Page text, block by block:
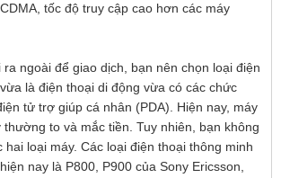
tốc độ truy cập cao hơn các máy
ngoài để giao dịch, bạn nên chọn loại điện
là điện thoại di động vừa có các chức
tử trợ giúp cá nhân (PDA). Hiện nay, máy
thường to và mắc tiền. Tuy nhiên, bạn không
hai loại máy. Các loại điện thoại thông minh
nay là P800, P900 của Sony Ericsson,